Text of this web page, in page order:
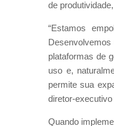
de
“Estamos
plataformas de
uso e,
permite sua
diretor-
Quando